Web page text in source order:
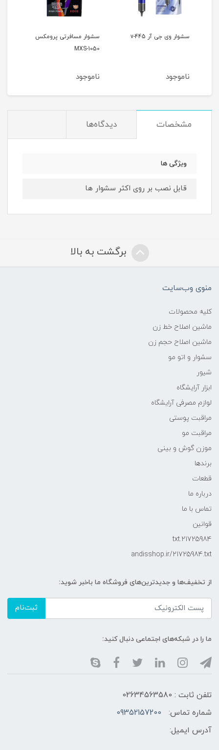
سشوار مسافرتی پرومکس
سشوار مسافرتی وی جی آر
مشخصات دیدگاه‌ها
ویژگی ها
قابل نصب بر روی اکثر سشوار ها
برگشت به بالا
منوی وب‌سایت
کلیه محصولات
ماشین اصلاح خط زن
ماشین اصلاح حجم زن
سشوار و اتو مو
شیور
ابزار آرایشگاه
لوازم مصرفی آرایشگاه
مراقبت پوستی
مراقبت مو
موزن گوش و بینی
برندها
قطعات
درباره ما
تماس با ما
قوانین
21725984.txt
andisshop.ir/21725984.txt
از تخفیف‌ها و جدیدترین‌های فروشگاه ما باخبر شوید:
ثبت‌نام
ما را در شبکه‌های اجتماعی دنبال کنید:
تلفن ثابت : 02634563580
شماره تماس:
09352157200
آدرس ایمیل: